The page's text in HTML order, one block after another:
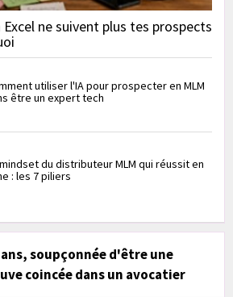
ne suivent plus tes prospects
utiliser l'IA pour prospecter en MLM
être un expert tech
du distributeur MLM qui réussit en
: les 7 piliers
ans, soupçonnée d'être une
coincée dans un avocatier